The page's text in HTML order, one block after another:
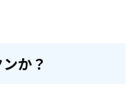
か？